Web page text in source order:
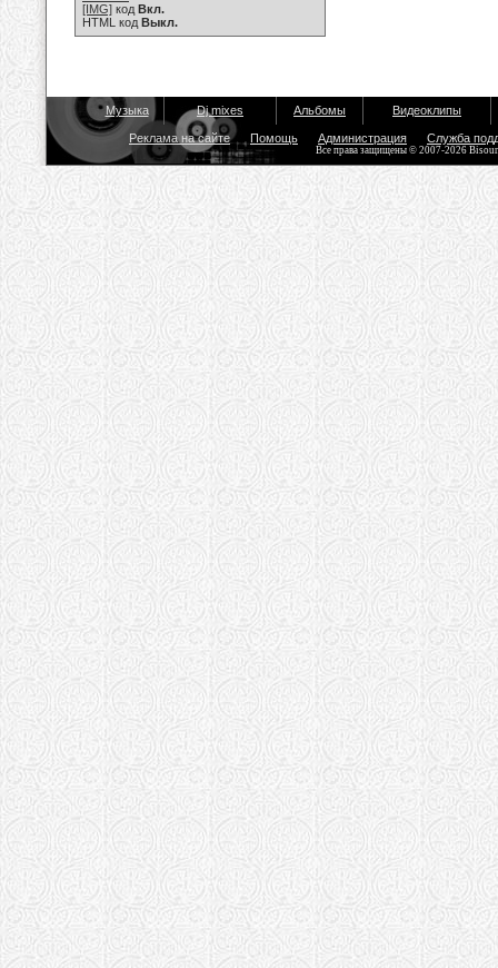
[IMG] код Вкл.
HTML код Выкл.
Музыка Dj mixes Альбомы Видеоклипы
Реклама на сайте Помощь Администрация Служба
Все права защищены © 2007-2026